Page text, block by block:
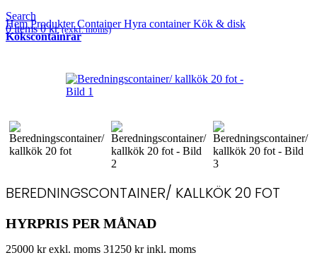
Search
0items 0kr (exkl. moms)
HemProdukterContainerHyra containerKök & disk
Kökscontainrar
BEREDNINGSCONTAINER/ KALLKÖK 20 FOT
HYRPRIS PER MÅNAD
25000 kr exkl. moms 31250 kr inkl. moms